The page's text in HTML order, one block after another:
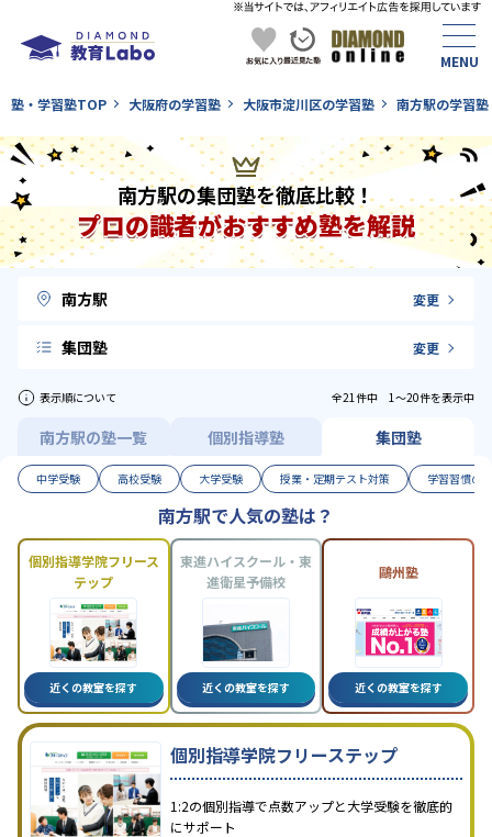
塾・学習塾TOP 大阪府の学習塾 大阪市淀川区の学習塾 南方駅の学習塾
南方駅の集団塾を徹底比較！
プロの識者がおすすめ塾を解説
南方駅 変更
集団塾 変更
表示順について 全21件中 1〜20件を表示中
南方駅の塾一覧 個別指導塾 集団塾
中学受験 高校受験 大学受験 授業・定期テスト対策 学習習慣の
南方駅で人気の塾は？
個別指導学院フリース
テップ
近くの教室を探す
東進ハイスクール・東
進衛星予備校
近くの教室を探す
鷗州塾
近くの教室を探す
個別指導学院フリーステップ
1:2の個別指導で点数アップと大学受験を徹底的
にサポート